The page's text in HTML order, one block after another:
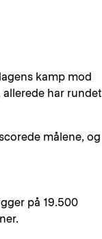
kamp mod
har rundet
målene, og
på 19.500